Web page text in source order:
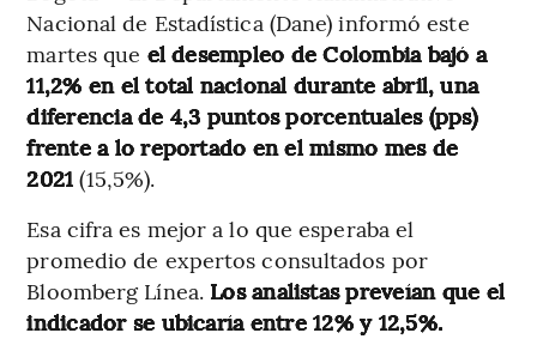
Nacional de Estadística (Dane) informó este
martes que el desempleo de Colombia bajó a
11,2% en el total nacional durante abril, una
diferencia de 4,3 puntos porcentuales (pps)
frente a lo reportado en el mismo mes de
2021 (15,5%).
Esa cifra es mejor a lo que esperaba el
promedio de expertos consultados por
Bloomberg Línea. Los analistas preveían que el
indicador se ubicaría entre 12% y 12,5%.